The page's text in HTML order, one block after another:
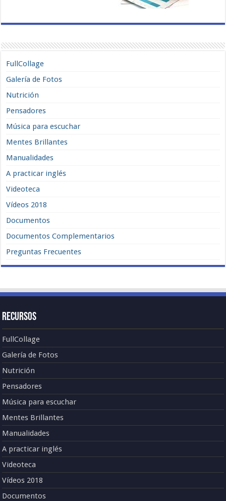
FullCollage
Galería de Fotos
Nutrición
Pensadores
Música para escuchar
Mentes Brillantes
Manualidades
A practicar inglés
Videoteca
Vídeos 2018
Documentos
Documentos Complementarios
Preguntas Frecuentes
Recursos
FullCollage
Galería de Fotos
Nutrición
Pensadores
Música para escuchar
Mentes Brillantes
Manualidades
A practicar inglés
Videoteca
Vídeos 2018
Documentos